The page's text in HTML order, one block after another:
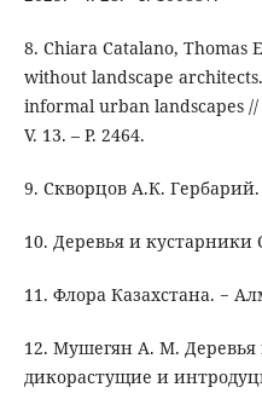
8. Chiara Catalano, Thomas
without landscape
informal urban landscapes
V. 13. – Р. 2464.
9. Скворцов А.К. Гербарий.
10. Деревья и кустарники
11. Флора Казахстана. −
12. Мушегян А. М. Деревья
дикорастущие и